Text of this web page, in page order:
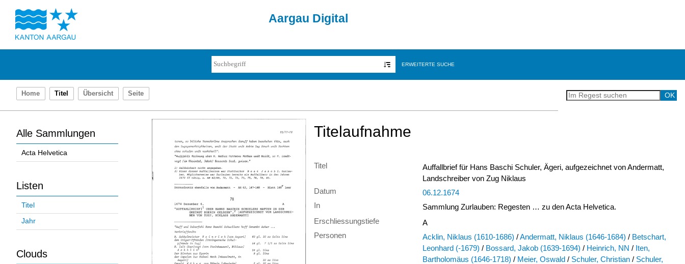
Aargau Digital
ERWEITERTE SUCHE
Home Titel Übersicht Seite
Alle Sammlungen
Acta Helvetica
Listen
Titel
Jahr
Clouds
Titelaufnahme
Titel
Auffallbrief für Hans Baschi Schuler, Ägeri, aufgezeichnet von Andermatt,
Landschreiber von Zug Niklaus
Datum
06.12.1674
In
Sammlung Zurlauben: Regesten … zu den Acta Helvetica.
Erschliessungstiefe
A
Personen
Acklin, Niklaus (1610-1686) /Andermatt, Niklaus (1646-1684) / Betschart,
Leonhard (-1679) / Bossard, Jakob (1639-1694) / Heinrich, NN / Iten,
Bartholomäus (1646-1718) / Meier, Oswald / Schuler, Christian / Schuler,